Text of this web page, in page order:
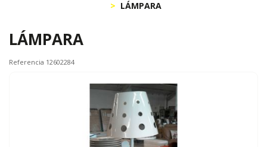
LÁMPARA
LÁMPARA
Referencia 12602284